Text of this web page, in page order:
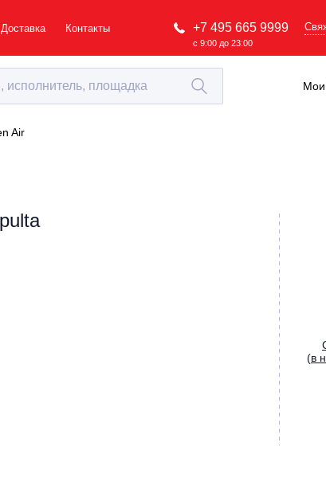
Доставка Контакты +7 495 665 9999
с 9:00 до 23:00
Мои
Air
(в